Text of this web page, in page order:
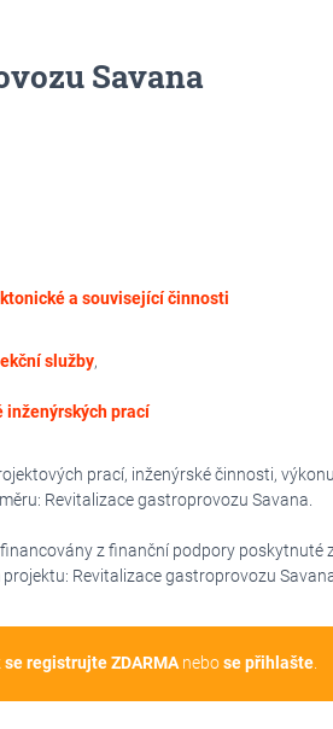
Savana
a související činnosti
služby,
inženýrských prací
prací, inženýrské činnosti,
Revitalizace gastroprovozu Savana.
z finanční podpory poskytnuté
Revitalizace gastroprovozu
se registrujte ZDARMAnebose přihlašte.